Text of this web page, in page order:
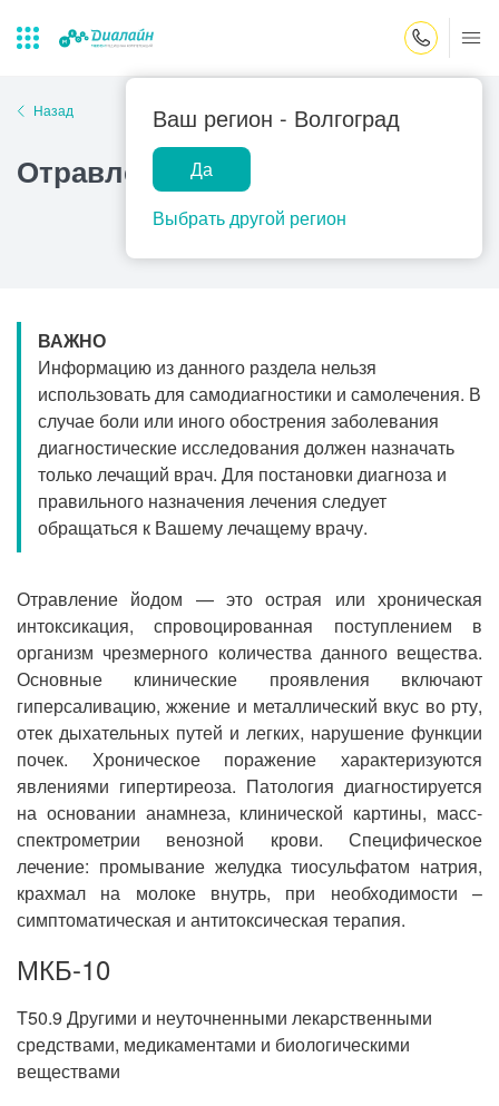
Ваш регион - Волгоград
Да
Выбрать другой регион
Лаборатории
Центр помощи
на дому
Закрыть поиск
Популярные запросы
Прием гинеколога
Прием гастроэнтеролога
Прием офтальмолога
Прием уролога
Прием хирурга
Прием кардиолога
Назад
Отравление йодом
ВАЖНО
Информацию из данного раздела нельзя
использовать для самодиагностики и самолечения. В
случае боли или иного обострения заболевания
диагностические исследования должен назначать
только лечащий врач. Для постановки диагноза и
правильного назначения лечения следует
обращаться к Вашему лечащему врачу.
Отравление йодом — это острая или хроническая
интоксикация, спровоцированная поступлением в
организм чрезмерного количества данного вещества.
Основные клинические проявления включают
гиперсаливацию, жжение и металлический вкус во рту,
отек дыхательных путей и легких, нарушение функции
почек. Хроническое поражение характеризуются
явлениями гипертиреоза. Патология диагностируется
на основании анамнеза, клинической картины, масс-
спектрометрии венозной крови. Специфическое
лечение: промывание желудка тиосульфатом натрия,
крахмал на молоке внутрь, при необходимости –
симптоматическая и антитоксическая терапия.
МКБ-10
T50.9 Другими и неуточненными лекарственными
средствами, медикаментами и биологическими
веществами